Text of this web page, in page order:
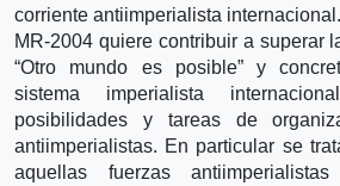
corriente antiimperialista internacional.
MR-2004 quiere contribuir a superar
“Otro mundo es posible” y
sistema imperialista
posibilidades y tareas de
antiimperialistas. En particular se
aquellas fuerzas